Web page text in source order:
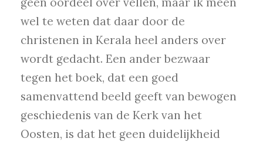
wel te weten dat daar door de
christenen in Kerala heel anders over
wordt gedacht. Een ander bezwaar
tegen het boek, dat een goed
samenvattend beeld geeft van bewogen
geschiedenis van de Kerk van het
Oosten, is dat het geen duidelijkheid